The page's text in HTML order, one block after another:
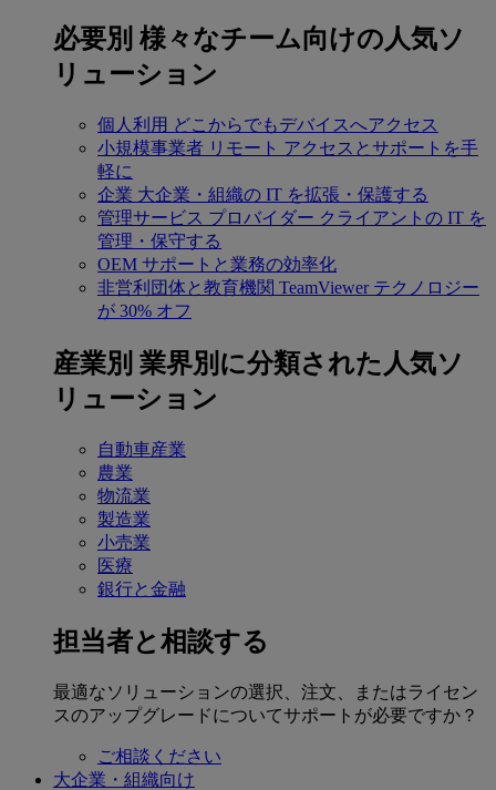
必要別 様々なチーム向けの人気ソ
リューション
個人利用 どこからでもデバイスへアクセス
小規模事業者 リモート アクセスとサポートを手
軽に
企業 大企業・組織の IT を拡張・保護する
管理サービス プロバイダー クライアントの IT を
管理・保守する
OEM サポートと業務の効率化
非営利団体と教育機関 TeamViewer テクノロジー
が 30% オフ
産業別 業界別に分類された人気ソ
リューション
自動車産業
農業
物流業
製造業
小売業
医療
銀行と金融
担当者と相談する
最適なソリューションの選択、注文、またはライセン
スのアップグレードについてサポートが必要ですか？
ご相談ください
大企業・組織向け